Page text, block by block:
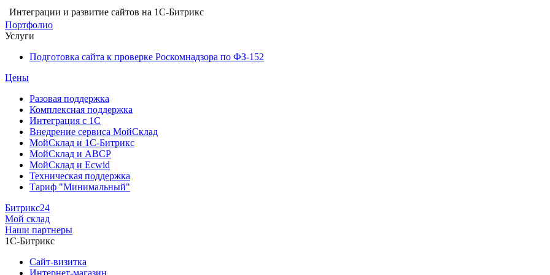
Интеграции и развитие сайтов на 1С-Битрикс
Портфолио
Услуги
Подготовка сайта к проверке Роскомнадзора по ФЗ-152
Цены
Разовая поддержка
Комплексная поддержка
Интеграция с 1С
Внедрение сервиса МойСклад
МойСклад и 1С-Битрикс
МойСклад и ABCP
МойСклад и Ecwid
Техническая поддержка
Тариф "Минимальный"
Битрикс24
Мой склад
Наши партнеры
1С-Битрикс
Сайт-визитка
Интернет-магазин